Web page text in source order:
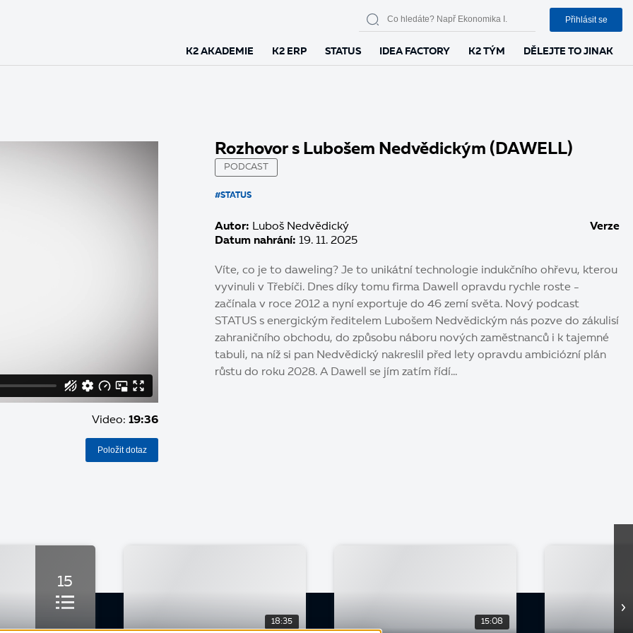
K2 AKADEMIE K2 ERP STATUS IDEA FACTORY K2 TÝM DĚLEJTE TO JINAK
Přihlásit se
Video: 19:36
Rozhovor s Lubošem Nedvědickým (DAWELL)
PODCAST
#STATUS
Autor: Luboš Nedvědický
Datum nahrání: 19. 11. 2025
Verze
Víte, co je to daweling? Je to unikátní technologie indukčního ohřevu, kterou
vyvinuli v Třebíči. Dnes díky tomu firma Dawell opravdu rychle roste -
začínala v roce 2012 a nyní exportuje do 46 zemí světa. Nový podcast
STATUS s energickým ředitelem Lubošem Nedvědickým nás pozve do zákulisí
zahraničního obchodu, do způsobu náboru nových zaměstnanců i k tajemné
tabuli, na níž si pan Nedvědický nakreslil před lety opravdu ambiciózní plán
růstu do roku 2028. A Dawell se jím zatím řídí...
Položit dotaz
15
18:35 15:08